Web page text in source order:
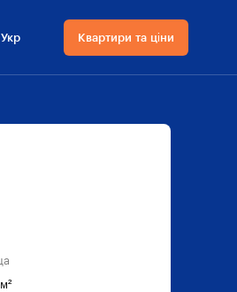
Укр
Мова сайту
Квартири та ціни